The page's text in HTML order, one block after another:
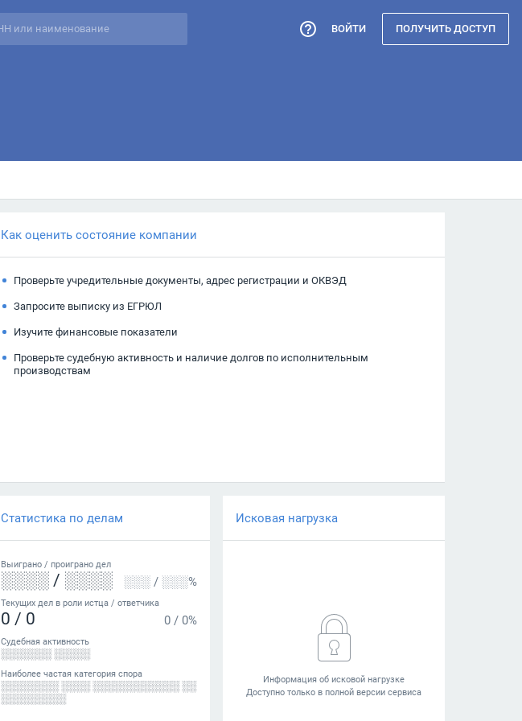
ВОЙТИ ПОЛУЧИТЬ ДОСТУП
Как оценить состояние компании
Проверьте учредительные документы, адрес регистрации и ОКВЭД
Запросите выписку из ЕГРЮЛ
Изучите финансовые показатели
Проверьте судебную активность и наличие долгов по исполнительным
производствам
Статистика по делам
Выиграно / проиграно дел
░░░░ / ░░░░ ░░░ / ░░░%
Текущих дел в роли истца / ответчика
0 / 0 0 / 0%
Судебная активность
░░░░░░░ ░░░░░
Наиболее частая категория спора
░░░░░░░░ ░░░░ ░░░░░░░░░░░░ ░░
░░░░░░░░░
Исковая нагрузка